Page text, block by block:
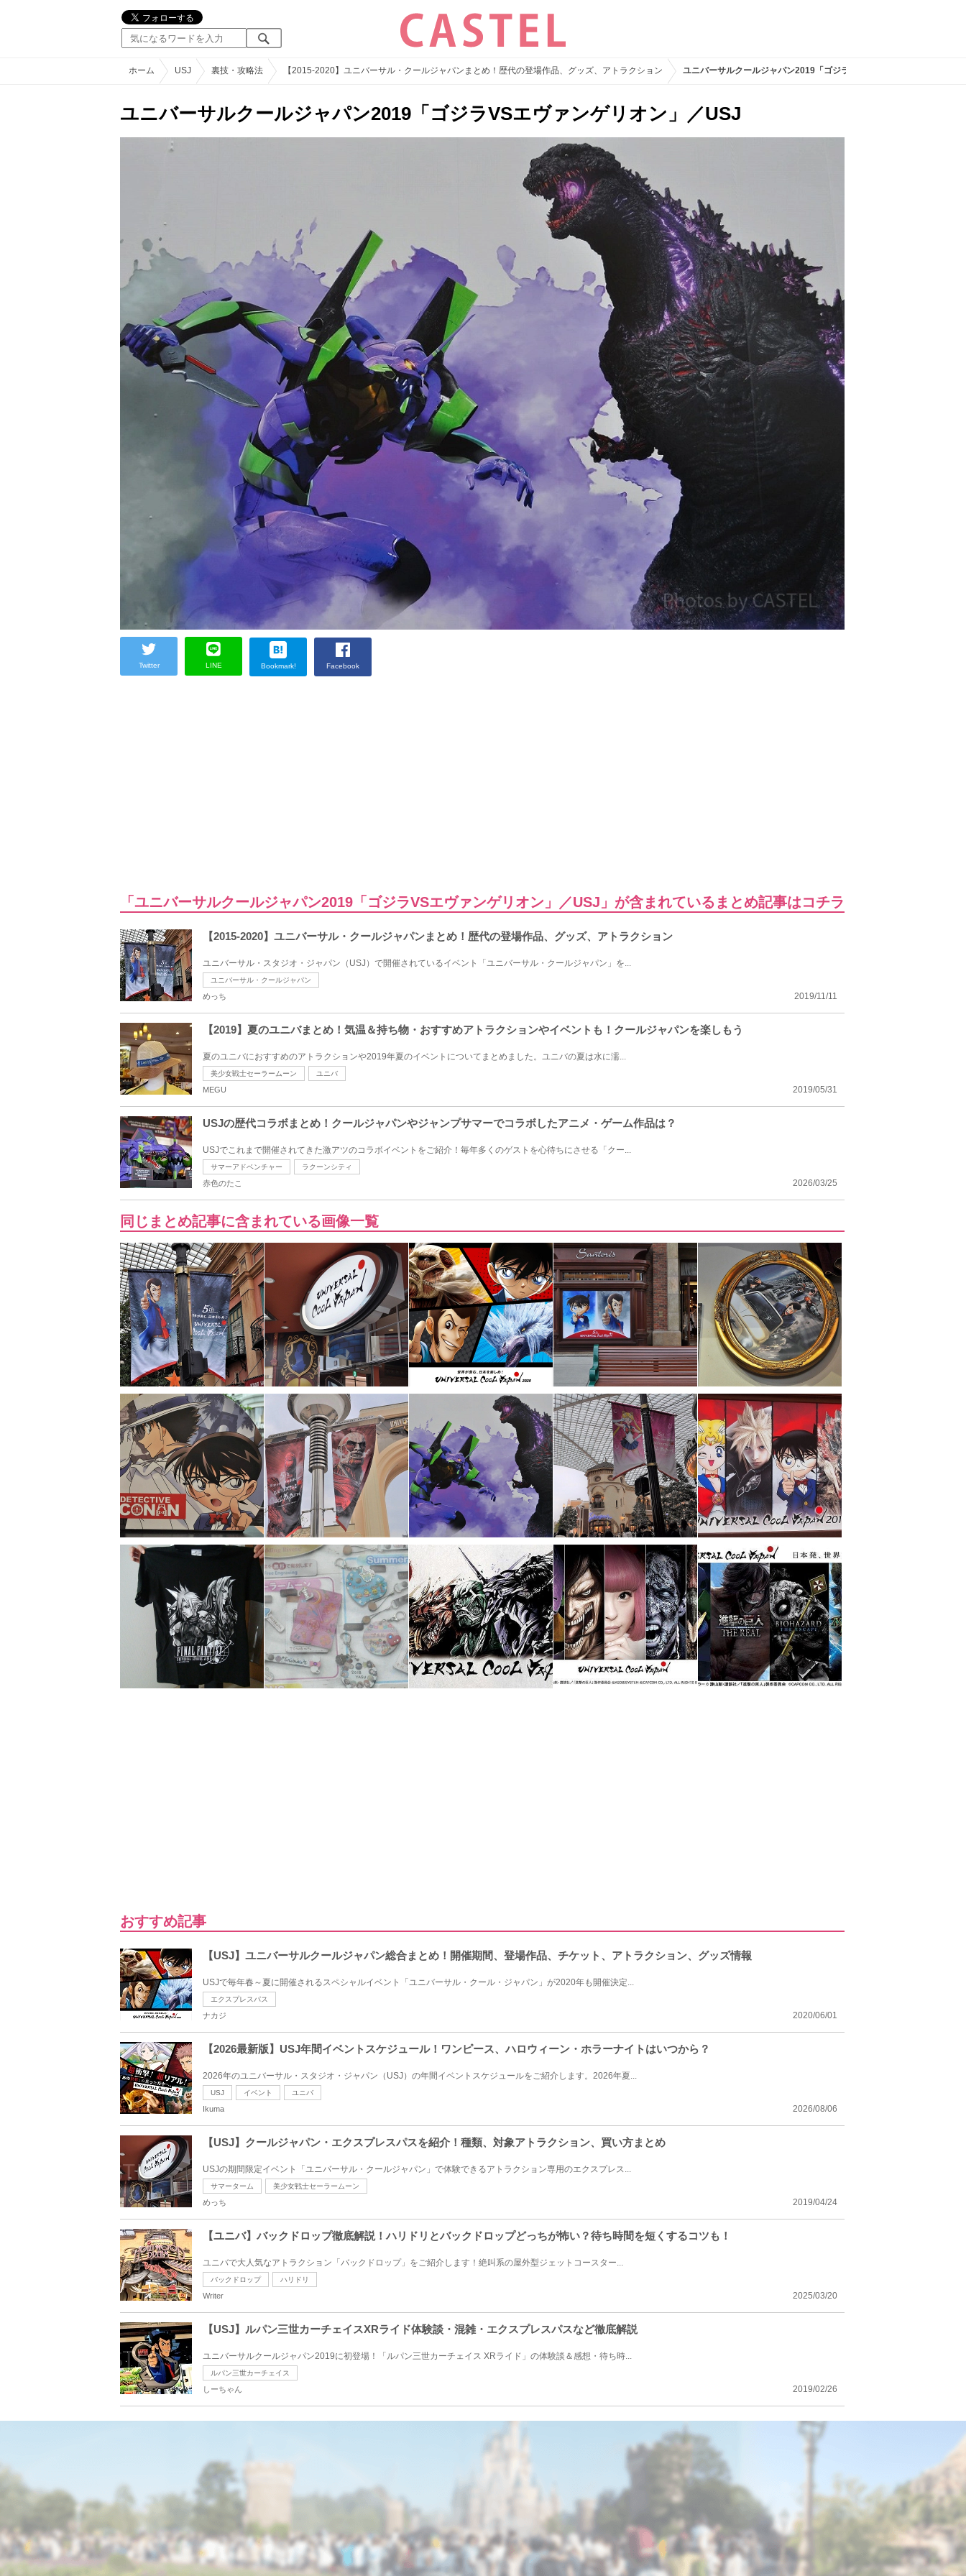
ホーム USJ 裏技・攻略法 【2015-2020】ユニバーサル・クールジャパンまとめ！歴代の登場作品、グッズ、アトラクション ユニバーサルクールジャパン2019「ゴジラVSエヴァンゲリオン」／USJ
ユニバーサルクールジャパン2019「ゴジラVSエヴァンゲリオン」／USJ
Twitter LINE Bookmark! Facebook
「ユニバーサルクールジャパン2019「ゴジラVSエヴァンゲリオン」／USJ」が含まれているまとめ記事はコチラ
【2015-2020】ユニバーサル・クールジャパンまとめ！歴代の登場作品、グッズ、アトラクション
ユニバーサル・スタジオ・ジャパン（USJ）で開催されているイベント「ユニバーサル・クールジャパン」を...
ユニバーサル・クールジャパン
2019/11/11
めっち
【2019】夏のユニバまとめ！気温＆持ち物・おすすめアトラクションやイベントも！クールジャパンを楽しもう
夏のユニバにおすすめのアトラクションや2019年夏のイベントについてまとめました。ユニバの夏は水に濡...
美少女戦士セーラームーン ユニバ
2019/05/31
MEGU
USJの歴代コラボまとめ！クールジャパンやジャンプサマーでコラボしたアニメ・ゲーム作品は？
USJでこれまで開催されてきた激アツのコラボイベントをご紹介！毎年多くのゲストを心待ちにさせる「クー...
サマーアドベンチャー ラクーンシティ
2026/03/25
赤色のたこ
同じまとめ記事に含まれている画像一覧
おすすめ記事
【USJ】ユニバーサルクールジャパン総合まとめ！開催期間、登場作品、チケット、アトラクション、グッズ情報
USJで毎年春～夏に開催されるスペシャルイベント「ユニバーサル・クール・ジャパン」が2020年も開催決定...
エクスプレスパス
2020/06/01
ナカジ
【2026最新版】USJ年間イベントスケジュール！ワンピース、ハロウィーン・ホラーナイトはいつから？
2026年のユニバーサル・スタジオ・ジャパン（USJ）の年間イベントスケジュールをご紹介します。2026年夏...
USJ イベント ユニバ
2026/08/06
Ikuma
【USJ】クールジャパン・エクスプレスパスを紹介！種類、対象アトラクション、買い方まとめ
USJの期間限定イベント「ユニバーサル・クールジャパン」で体験できるアトラクション専用のエクスプレス...
サマーターム 美少女戦士セーラームーン
2019/04/24
めっち
【ユニバ】バックドロップ徹底解説！ハリドリとバックドロップどっちが怖い？待ち時間を短くするコツも！
ユニバで大人気なアトラクション「バックドロップ」をご紹介します！絶叫系の屋外型ジェットコースター...
バックドロップ ハリドリ
2025/03/20
Writer
【USJ】ルパン三世カーチェイスXRライド体験談・混雑・エクスプレスパスなど徹底解説
ユニバーサルクールジャパン2019に初登場！「ルパン三世カーチェイス XRライド」の体験談＆感想・待ち時...
ルパン三世カーチェイス
2019/02/26
しーちゃん